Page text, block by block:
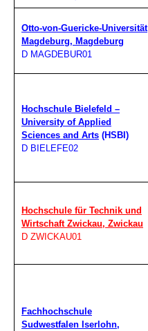
Otto-von-Guericke-Universität
Magdeburg, Magdeburg
D MAGDEBUR01
Hochschule Bielefeld –
University of Applied
Sciences and Arts (HSBI)
D BIELEFE02
Hochschule für Technik und
Wirtschaft Zwickau, Zwickau
D ZWICKAU01
Fachhochschule
Sudwestfalen Iserlohn,